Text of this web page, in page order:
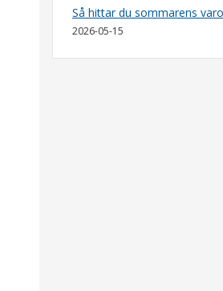
Så hittar du sommarens
2026-05-15